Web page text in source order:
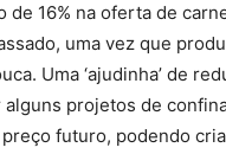
de 16% na oferta de
uma vez que
Uma ‘ajudinha’ de
projetos de
futuro, podendo